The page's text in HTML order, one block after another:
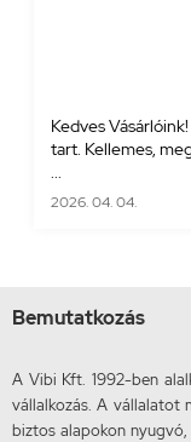
Kedves
tart. Kellemes,
...
2026. 04. 04.
Bemutatkozás
A Vibi Kft. 1992-ben
vállalkozás. A vállalatot
biztos alapokon